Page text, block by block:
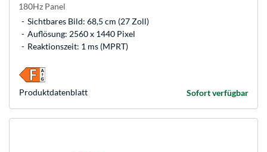
180Hz Panel
Sichtbares Bild: 68,5 cm (27 Zoll)
Auflösung: 2560 x 1440 Pixel
Reaktionszeit: 1 ms (MPRT)
Sofort verfügbar
Produkt­datenblatt